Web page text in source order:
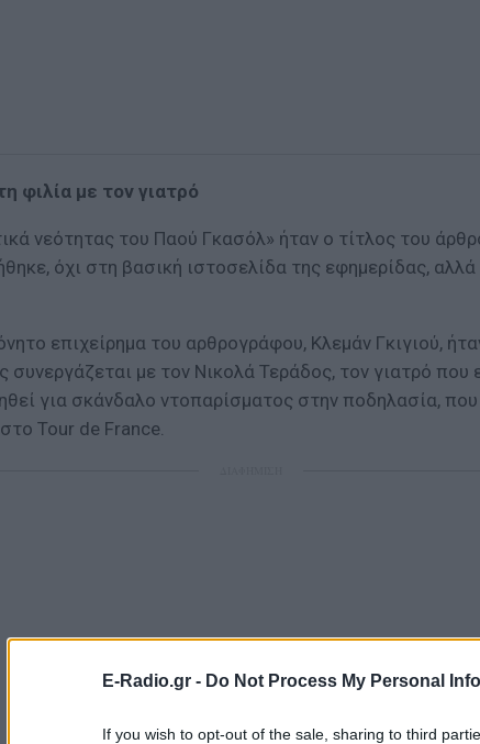
E-Radio.gr - Do Not Process My Personal
If you wish to opt-out of the sale, sharing to third
φιλία με τον γιατρό
νεότητας του Παού Γκασόλ» ήταν ο τίτλος του
όχι στη βασική ιστοσελίδα της εφημερίδας,
επιχείρημα του αρθρογράφου, Κλεμάν Γκιγιού,
συνεργάζεται με τον Νικολά Τεράδος, τον γιατρό που
για σκάνδαλο ντοπαρίσματος στην ποδηλασία,
Tour de France.